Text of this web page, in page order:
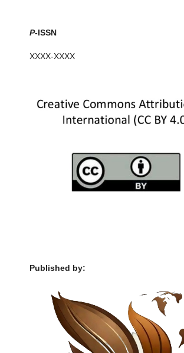
P-ISSN
XXXX-XXXX
Published by: